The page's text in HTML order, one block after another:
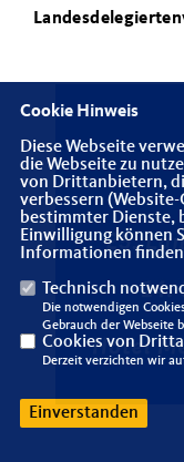
Cookie Hinweis
Diese Webseite
die Webseite zu
von Drittanbietern,
verbessern
bestimmter Dienste,
Einwilligung können
Informationen
Technisch
Die notwendigen
Gebrauch der Webseite
Cookies von
Derzeit verzichten wir
Einverstanden